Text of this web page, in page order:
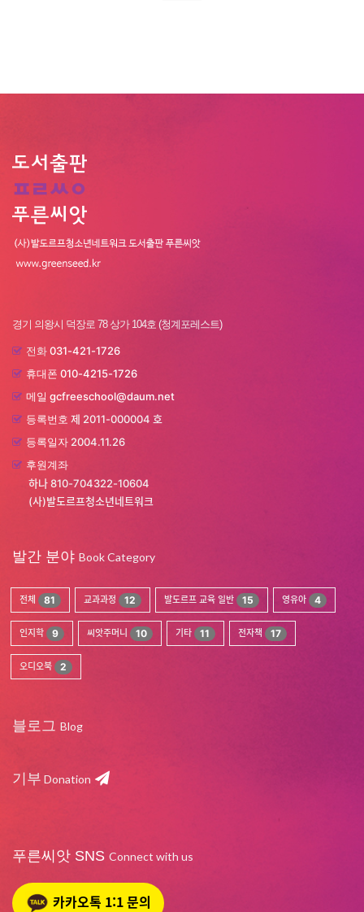
경기 의왕시 덕장로 78 상가 104호 (청계포레스트)
전화 031-421-1726
휴대폰 010-4215-1726
메일 gcfreeschool@daum.net
등록번호 제 2011-000004 호
등록일자 2004.11.26
후원계좌
하나 810-704322-10604
(사)발도르프청소년네트워크
발간 분야 Book Category
전체 81 교과과정 12 발도르프 교육 일반 15 영유아 4
인지학 9 씨앗주머니 10 기타 11 전자책 17
오디오북 2
블로그 Blog
기부 Donation
푸른씨앗 SNS Connect with us
카카오톡 1:1 문의